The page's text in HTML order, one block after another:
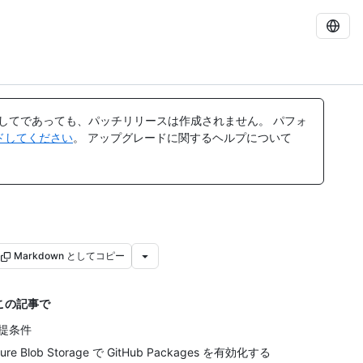
てであっても、パッチリリースは作成されません。 パフォ
してください。 アップグレードに関するヘルプについて
Markdown としてコピー
の記事で
条件
Blob Storage で GitHub Packages を有効化する